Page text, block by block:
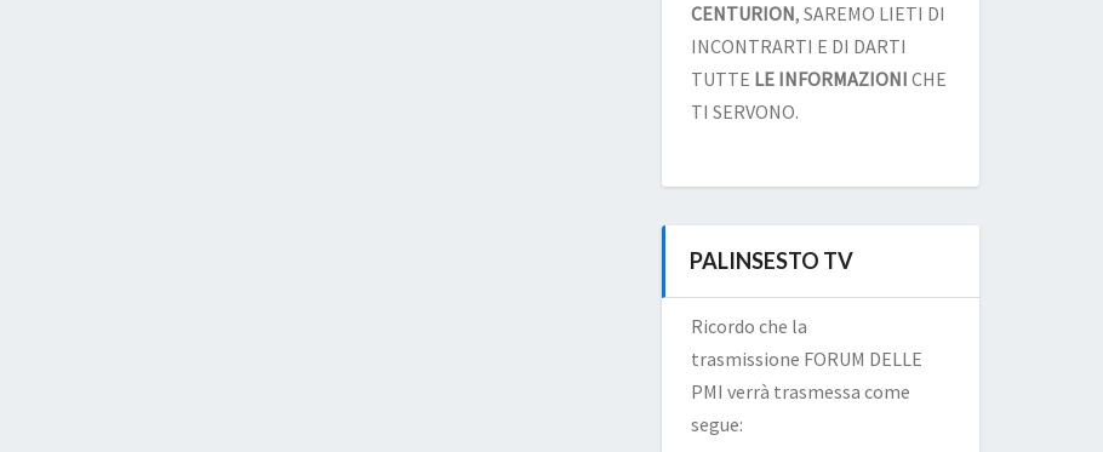
CENTURION, SAREMO LIETI DI
INCONTRARTI E DI DARTI
TUTTE LE INFORMAZIONI CHE
TI SERVONO.
PALINSESTO TV
Ricordo che la
trasmissione FORUM DELLE
PMI verrà trasmessa come
segue: